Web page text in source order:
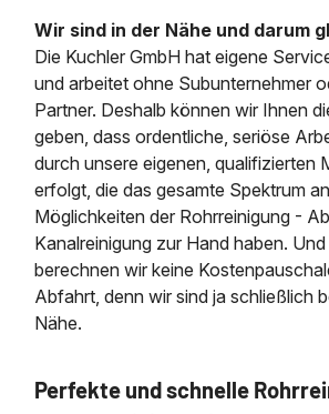
Wir sind in der Nähe und darum
Die Kuchler GmbH hat eigene
und arbeitet ohne Subunternehmer
Partner. Deshalb können wir Ihnen
geben, dass ordentliche, seriöse
durch unsere eigenen, qualifizierten
erfolgt, die das gesamte Spektrum
Möglichkeiten der Rohrreinigung -
Kanalreinigung zur Hand haben.
berechnen wir keine
Abfahrt, denn wir sind ja schließlich
Nähe.
Perfekte und schnelle